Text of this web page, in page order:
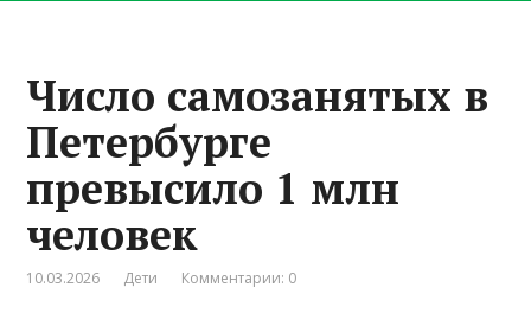
Число самозанятых в
Петербурге
превысило 1 млн
человек
10.03.2026 Дети Комментарии: 0